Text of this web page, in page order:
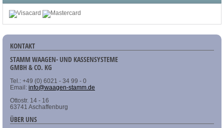
KONTAKT
STAMM WAAGEN- UND KASSENSYSTEME
GMBH & CO. KG
Tel.: +49 (0) 6021 - 34 99 - 0
Email: info@waagen-stamm.de
Ottostr. 14 - 16
63741 Aschaffenburg
ÜBER UNS